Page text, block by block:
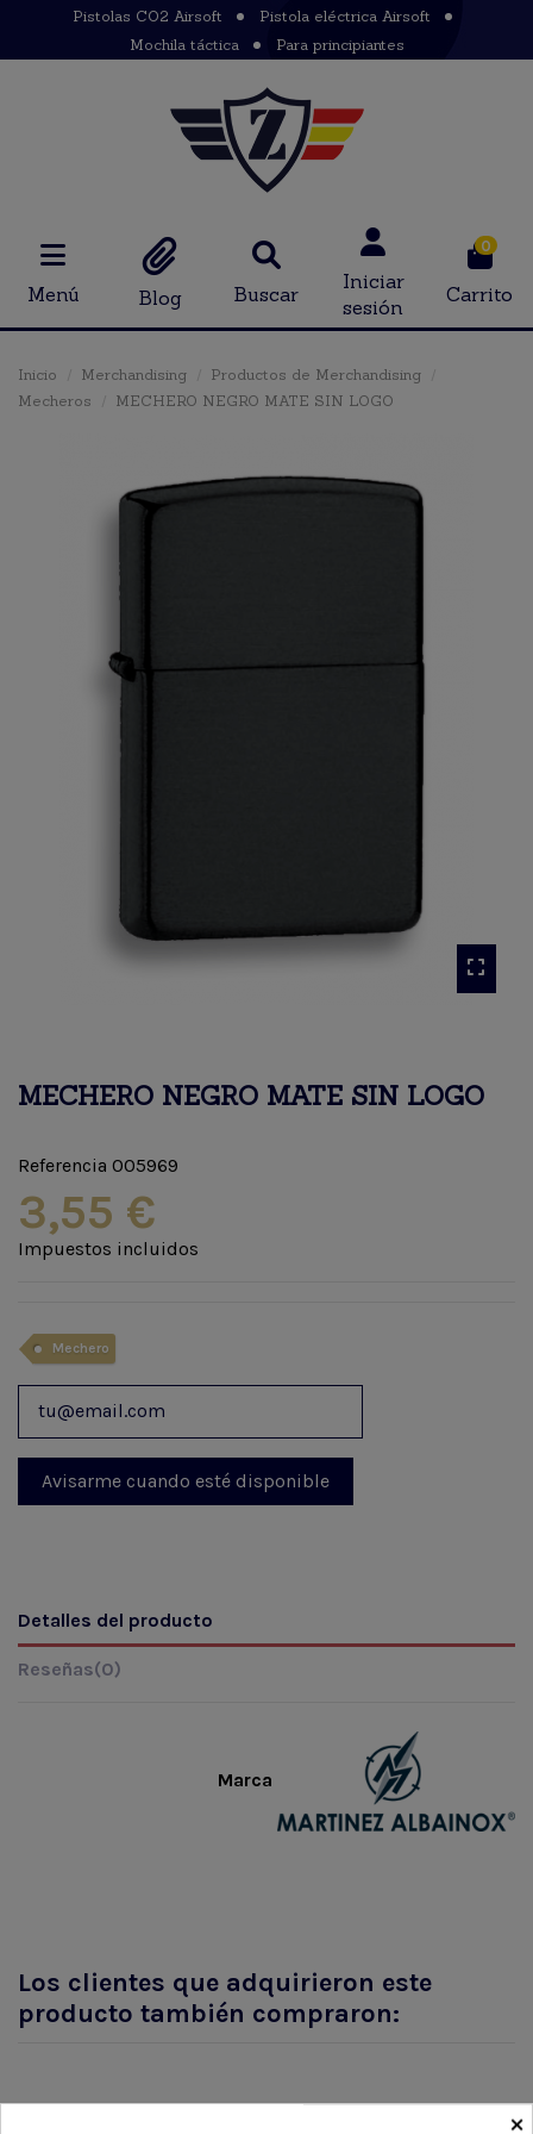
Pistolas CO2 Airsoft
Pistola eléctrica Airsoft
Mochila táctica
Para principiantes
Menú Blog Buscar
Iniciar
sesión
0
Carrito
Inicio Merchandising
Productos de Merchandising
Mecheros
MECHERO NEGRO MATE SIN LOGO
MECHERO NEGRO MATE SIN LOGO
Referencia 005969
3,55 €
Impuestos incluidos
Mechero
Detalles del producto
Reseñas(0)
Marca
Los clientes que adquirieron este
producto también compraron:
×